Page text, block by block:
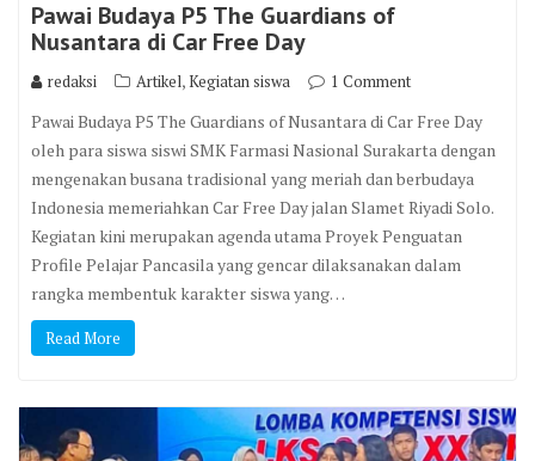
Pawai Budaya P5 The Guardians of
Nusantara di Car Free Day
redaksi Artikel,Kegiatan siswa 1 Comment
Pawai Budaya P5 The Guardians of Nusantara di Car Free Day
oleh para siswa siswi SMK Farmasi Nasional Surakarta dengan
mengenakan busana tradisional yang meriah dan berbudaya
Indonesia memeriahkan Car Free Day jalan Slamet Riyadi Solo.
Kegiatan kini merupakan agenda utama Proyek Penguatan
Profile Pelajar Pancasila yang gencar dilaksanakan dalam
rangka membentuk karakter siswa yang…
Read More